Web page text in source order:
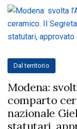
Dal territorio
Modena:
comparto
nazionale
statutari,